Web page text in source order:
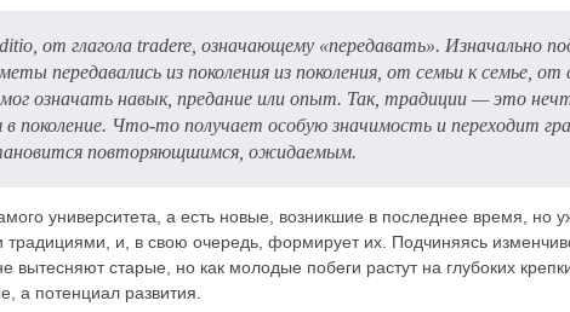
от глагола tradere, означающему «передавать». Изначально
передавались из поколения из поколения, от семьи к семье, от
означать навык, предание или опыт. Так, традиции — это
в поколение. Что-то получает особую значимость и переходит
повторяющшимся, ожидаемым.
университета, а есть новые, возникшие в последнее время, но
традициями, и, в свою очередь, формирует их. Подчиняясь
старые, но как молодые побеги растут на глубоких
а потенциал развития.